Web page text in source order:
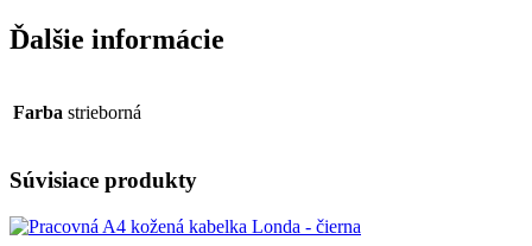
Ďalšie informácie
Farba strieborná
Súvisiace produkty